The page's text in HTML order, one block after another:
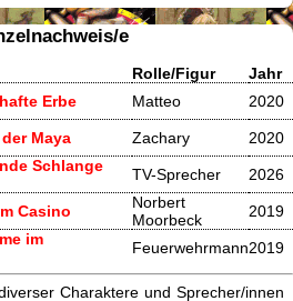
e
Rolle/Figur
Jahr
Erbe Matteo
2020
Maya Zachary
2020
Schlange
TV-Sprecher 2026
Casino
Norbert
Moorbeck
2019
im
Feuerwehrmann2019
Charaktere und Sprecher/innen